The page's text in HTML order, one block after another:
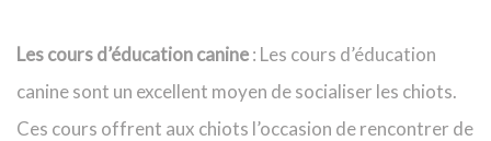
Les cours d’éducation canine: Les cours d’éducation
canine sont un excellent moyen de socialiser les chiots.
Ces cours offrent aux chiots l’occasion de rencontrer de